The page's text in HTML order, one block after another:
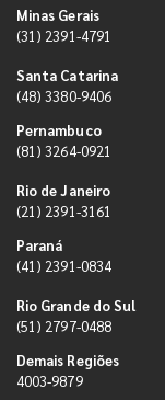
Minas Gerais
(31) 2391-4791
Santa Catarina
(48) 3380-9406
Pernambuco
(81) 3264-0921
Rio de Janeiro
(21) 2391-3161
Paraná
(41) 2391-0834
Rio Grande do Sul
(51) 2797-0488
Demais Regiões
4003-9879